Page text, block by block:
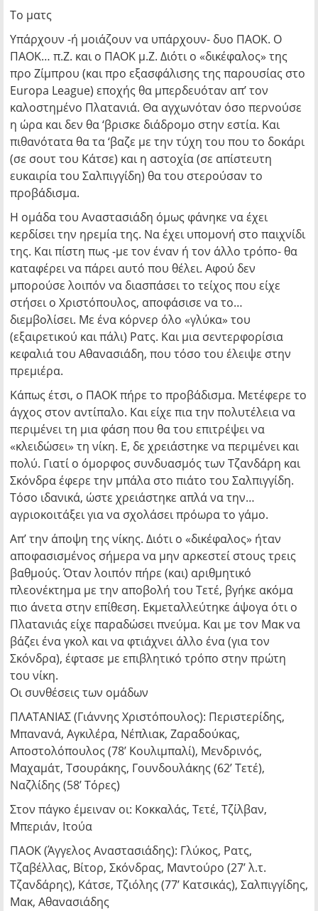
Το ματς
Υπάρχουν -ή μοιάζουν να υπάρχουν- δυο ΠΑΟΚ. Ο
ΠΑΟΚ… π.Ζ. και ο ΠΑΟΚ μ.Ζ. Διότι ο «δικέφαλος» της
προ Ζίμπρου (και προ εξασφάλισης της παρουσίας στο
Europa League) εποχής θα μπερδευόταν απ’ τον
καλοστημένο Πλατανιά. Θα αγχωνόταν όσο περνούσε
η ώρα και δεν θα ‘βρισκε διάδρομο στην εστία. Και
πιθανότατα θα τα ‘βαζε με την τύχη του που το δοκάρι
(σε σουτ του Κάτσε) και η αστοχία (σε απίστευτη
ευκαιρία του Σαλπιγγίδη) θα του στερούσαν το
προβάδισμα.
Η ομάδα του Αναστασιάδη όμως φάνηκε να έχει
κερδίσει την ηρεμία της. Να έχει υπομονή στο παιχνίδι
της. Και πίστη πως -με τον έναν ή τον άλλο τρόπο- θα
καταφέρει να πάρει αυτό που θέλει. Αφού δεν
μπορούσε λοιπόν να διασπάσει το τείχος που είχε
στήσει ο Χριστόπουλος, αποφάσισε να το…
διεμβολίσει. Με ένα κόρνερ όλο «γλύκα» του
(εξαιρετικού και πάλι) Ρατς. Και μια σεντερφορίσια
κεφαλιά του Αθανασιάδη, που τόσο του έλειψε στην
πρεμιέρα.
Κάπως έτσι, ο ΠΑΟΚ πήρε το προβάδισμα. Μετέφερε το
άγχος στον αντίπαλο. Και είχε πια την πολυτέλεια να
περιμένει τη μια φάση που θα του επιτρέψει να
«κλειδώσει» τη νίκη. Ε, δε χρειάστηκε να περιμένει και
πολύ. Γιατί ο όμορφος συνδυασμός των Τζανδάρη και
Σκόνδρα έφερε την μπάλα στο πιάτο του Σαλπιγγίδη.
Τόσο ιδανικά, ώστε χρειάστηκε απλά να την…
αγριοκοιτάξει για να σχολάσει πρόωρα το γάμο.
Απ’ την άποψη της νίκης. Διότι ο «δικέφαλος» ήταν
αποφασισμένος σήμερα να μην αρκεστεί στους τρεις
βαθμούς. Όταν λοιπόν πήρε (και) αριθμητικό
πλεονέκτημα με την αποβολή του Τετέ, βγήκε ακόμα
πιο άνετα στην επίθεση. Εκμεταλλεύτηκε άψογα ότι ο
Πλατανιάς είχε παραδώσει πνεύμα. Και με τον Μακ να
βάζει ένα γκολ και να φτιάχνει άλλο ένα (για τον
Σκόνδρα), έφτασε με επιβλητικό τρόπο στην πρώτη
του νίκη.
Οι συνθέσεις των ομάδων
ΠΛΑΤΑΝΙΑΣ (Γιάννης Χριστόπουλος): Περιστερίδης,
Μπανανά, Αγκιλέρα, Νέπλιακ, Ζαραδούκας,
Αποστολόπουλος (78’ Κουλιμπαλί), Μενδρινός,
Μαχαμάτ, Τσουράκης, Γουνδουλάκης (62’ Τετέ),
Ναζλίδης (58’ Τόρες)
Στον πάγκο έμειναν οι: Κοκκαλάς, Τετέ, Τζίλβαν,
Μπεριάν, Ιτούα
ΠΑΟΚ (Άγγελος Αναστασιάδης): Γλύκος, Ρατς,
Τζαβέλλας, Βίτορ, Σκόνδρας, Μαντούρο (27’ λ.τ.
Τζανδάρης), Κάτσε, Τζιόλης (77’ Κατσικάς), Σαλπιγγίδης,
Μακ, Αθανασιάδης